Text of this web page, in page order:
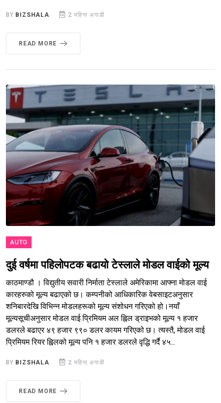
BY BIZSHALA 2 महिना अगाडी
READ MORE
AUTO
दुई वर्षमा पहिलोपटक बढायो टेस्लाले मोडल वाईको मूल्य
काठमाण्डौ । विद्युतीय सवारी निर्माता टेस्लाले अमेरिकामा आफ्ना मोडल वाई
कारहरुको मूल्य बढाएको छ। कम्पनीको आधिकारिक वेबसाइटअनुसार
शनिबारदेखि विभिन्न मोडलहरूको मूल्य संशोधन गरिएको हो।नयाँ
मूल्यसूचीअनुसार मोडल वाई प्रिमियम अल ह्विल ड्राइभको मूल्य १ हजार
डलरले बढाएर ४९ हजार ९९० डलर कायम गरिएको छ। त्यस्तै, मोडल वाई
प्रिमियम रियर ह्विलको मूल्य पनि १ हजार डलरले वृद्धि गर्दै ४५...
BY BIZSHALA 2 महिना अगाडी
READ MORE